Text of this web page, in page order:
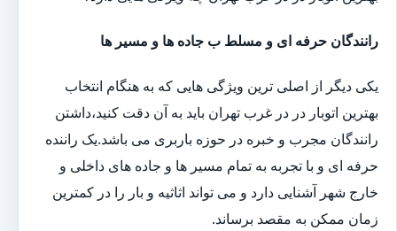
رانندگان حرفه ای و مسلط ب جاده ها و مسیر ها
یکی دیگر از اصلی ترین ویژگی هایی که به هنگام انتخاب
بهترین اتوبار در در غرب تهران باید به آن دقت کنید،داشتن
رانندگان مجرب و خبره در حوزه باربری می باشد.یک راننده
حرفه ای و با تجربه به تمام مسیر ها و جاده های داخلی و
خارج شهر آشنایی دارد و می تواند اثاثیه و بار را در کمترین
زمان ممکن به مقصد برساند.